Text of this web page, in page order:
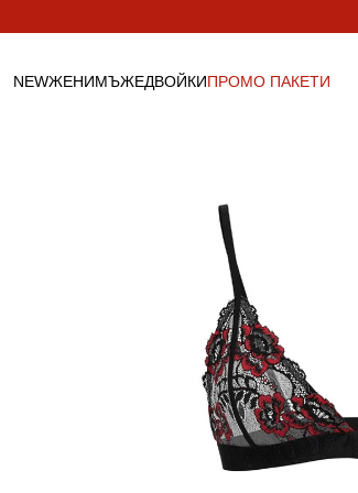
съдържанието
NEWЖЕНИМЪЖЕДВОЙКИПРОМО ПАКЕТИ